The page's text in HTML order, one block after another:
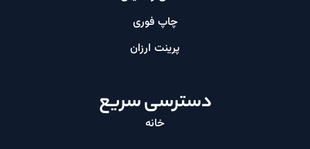
چاپ فوری
پرینت ارزان​
دسترسی سریع
خانه